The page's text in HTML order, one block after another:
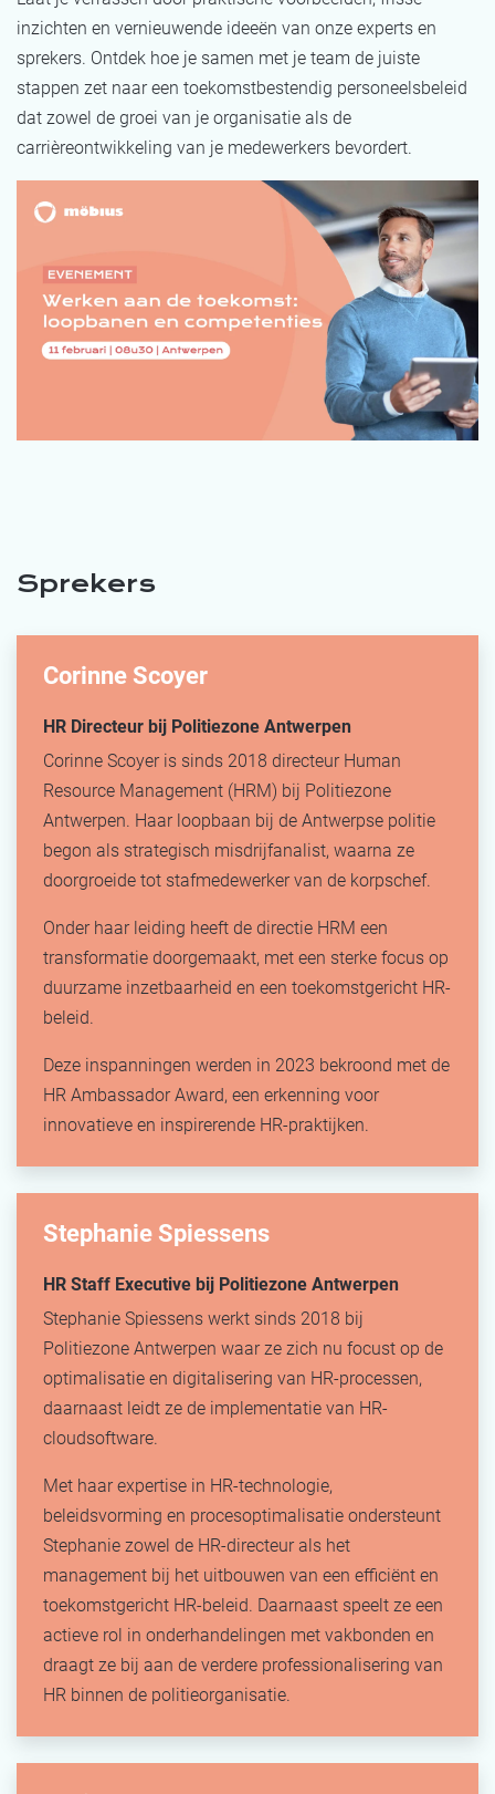
inzichten en vernieuwende ideeën van onze experts en
sprekers. Ontdek hoe je samen met je team de juiste
stappen zet naar een toekomstbestendig personeelsbeleid
dat zowel de groei van je organisatie als de
carrièreontwikkeling van je medewerkers bevordert.
Sprekers
Corinne Scoyer
HR Directeur bij Politiezone Antwerpen
Corinne Scoyer is sinds 2018 directeur Human
Resource Management (HRM) bij Politiezone
Antwerpen. Haar loopbaan bij de Antwerpse politie
begon als strategisch misdrijfanalist, waarna ze
doorgroeide tot stafmedewerker van de korpschef.
Onder haar leiding heeft de directie HRM een
transformatie doorgemaakt, met een sterke focus op
duurzame inzetbaarheid en een toekomstgericht HR-
beleid.
Deze inspanningen werden in 2023 bekroond met de
HR Ambassador Award, een erkenning voor
innovatieve en inspirerende HR-praktijken.
Stephanie Spiessens
HR Staff Executive bij Politiezone Antwerpen
Stephanie Spiessens werkt sinds 2018 bij
Politiezone Antwerpen waar ze zich nu focust op de
optimalisatie en digitalisering van HR-processen,
daarnaast leidt ze de implementatie van HR-
cloudsoftware.
Met haar expertise in HR-technologie,
beleidsvorming en procesoptimalisatie ondersteunt
Stephanie zowel de HR-directeur als het
management bij het uitbouwen van een efficiënt en
toekomstgericht HR-beleid. Daarnaast speelt ze een
actieve rol in onderhandelingen met vakbonden en
draagt ze bij aan de verdere professionalisering van
HR binnen de politieorganisatie.